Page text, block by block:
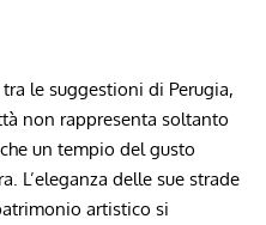
le suggestioni di ⁤Perugia,
non rappresenta ⁢soltanto
un tempio del ⁢gusto
L’eleganza delle ‍sue strade
artistico ‌si